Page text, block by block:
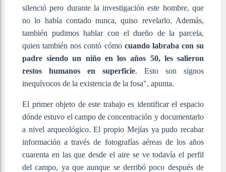
silenció pero durante la investigación este hombre, que
no lo había contado nunca, quiso revelarlo. Además,
también pudimos hablar con el dueño de la parcela,
quien también nos contó cómo cuando labraba con su
padre siendo un niño en los años 50, les salieron
restos humanos en superficie. Esto son signos
inequívocos de la existencia de la fosa", apunta.
El primer objeto de este trabajo es identificar el espacio
dónde estuvo el campo de concentración y documentarlo
a nivel arqueológico. El propio Mejías ya pudo recabar
información a través de fotografías aéreas de los años
cuarenta en las que desde el aire se ve todavía el perfil
del campo, ya que aunque se derribó poco después de